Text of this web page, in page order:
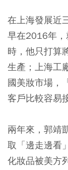
在上海發展近
早在2016年，
時，他只打算
生產；上海工
國美妝市場，
客戶比較容易
兩年來，郭靖
取「邊走邊看
化妝品被美方